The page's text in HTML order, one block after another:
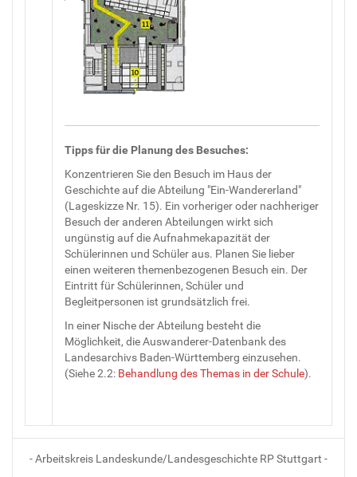
Tipps für die Planung des Besuches:
Konzentrieren Sie den Besuch im Haus der
Geschichte auf die Abteilung "Ein-Wandererland"
(Lageskizze Nr. 15). Ein vorheriger oder nachheriger
Besuch der anderen Abteilungen wirkt sich
ungünstig auf die Aufnahmekapazität der
Schülerinnen und Schüler aus. Planen Sie lieber
einen weiteren themenbezogenen Besuch ein. Der
Eintritt für Schülerinnen, Schüler und
Begleitpersonen ist grundsätzlich frei.
In einer Nische der Abteilung besteht die
Möglichkeit, die Auswanderer-Datenbank des
Landesarchivs Baden-Württemberg einzusehen.
(Siehe 2.2: Behandlung des Themas in der Schule).
- Arbeitskreis Landeskunde/Landesgeschichte RP Stuttgart -